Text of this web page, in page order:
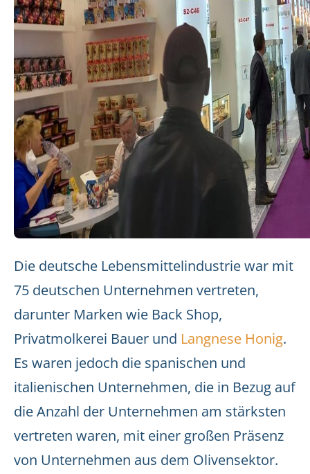
Die deutsche Lebensmittelindustrie war mit
75 deutschen Unternehmen vertreten,
darunter Marken wie Back Shop,
Privatmolkerei Bauer und Langnese Honig.
Es waren jedoch die spanischen und
italienischen Unternehmen, die in Bezug auf
die Anzahl der Unternehmen am stärksten
vertreten waren, mit einer großen Präsenz
von Unternehmen aus dem Olivensektor.